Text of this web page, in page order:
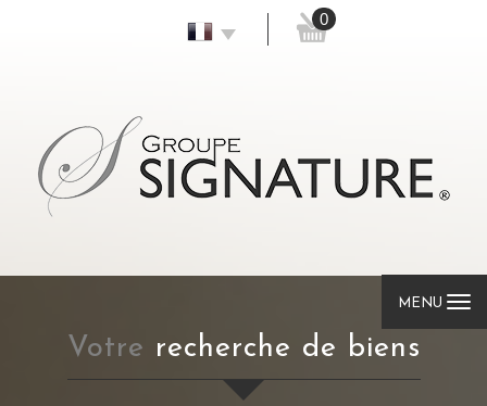
0
MENU
votre recherche de biens